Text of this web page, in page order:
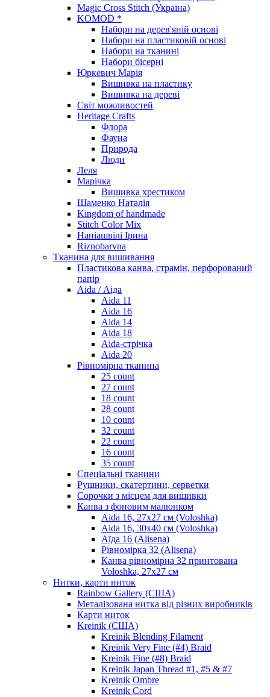
Magic Cross Stitch (Україна)
KOMOD *
Набори на дерев'яній основі
Набори на пластиковій основі
Набори на тканині
Набори бісерні
Юркевич Марія
Вишивка на пластику
Вишивка на дереві
Світ можливостей
Heritage Crafts
Флора
Фауна
Природа
Люди
Леля
Марічка
Вишивка хрестиком
Шаменко Наталія
Kingdom of handmade
Stitch Color Mix
Наніашвілі Ірина
Riznobarvna
Тканина для вишивання
Пластикова канва, страмін, перфорований
папір
Aida / Аіда
Aida 11
Aida 16
Aida 14
Aida 18
Aida-стрічка
Aida 20
Рівномірна тканина
25 count
27 count
18 count
28 count
10 count
32 count
22 count
16 count
35 count
Спеціальні тканини
Рушники, скатертини, серветки
Сорочки з місцем для вишивки
Канва з фоновим малюнком
Aida 16, 27х27 см (Voloshka)
Aida 16, 30х40 см (Voloshka)
Аїда 16 (Alisena)
Рівномірка 32 (Alisena)
Канва рівномірна 32 принтована
Voloshka, 27х27 см
Нитки, карти ниток
Rainbow Gallery (США)
Металізована нитка від різних виробників
Карти ниток
Kreinik (США)
Kreinik Blending Filament
Kreinik Very Fine (#4) Braid
Kreinik Fine (#8) Braid
Kreinik Japan Thread #1, #5 & #7
Kreinik Ombre
Kreinik Cord